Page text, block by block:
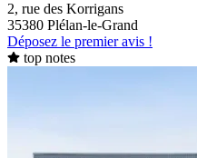
2, rue des Korrigans
35380 Plélan-le-Grand
Déposez le premier avis !
top notes